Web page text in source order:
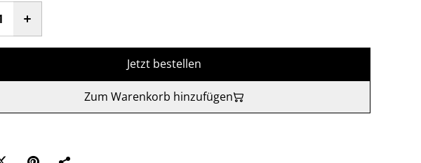
Jetzt bestellen
Zum Warenkorb hinzufügen